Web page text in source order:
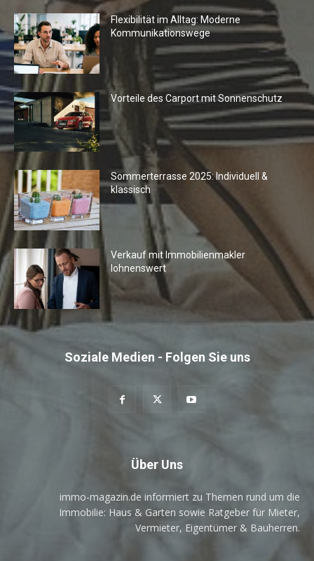
Flexibilität im Alltag: Moderne
Kommunikationswege
Vorteile des Carport mit Sonnenschutz
Sommerterrasse 2025: Individuell &
klassisch
Verkauf mit Immobilienmakler
lohnenswert
Soziale Medien - Folgen Sie uns
Über Uns
immo-magazin.de informiert zu Themen rund um die
Immobilie: Haus & Garten sowie Ratgeber für Mieter,
Vermieter, Eigentümer & Bauherren.